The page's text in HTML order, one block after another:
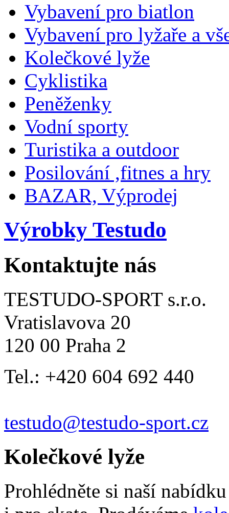
Vybavení pro biatlon
Vybavení pro lyžaře a
Kolečkové lyže
Cyklistika
Peněženky
Vodní sporty
Turistika a outdoor
Posilování ,fitnes a hry
BAZAR, Výprodej
Výrobky Testudo
Kontaktujte nás
TESTUDO-SPORT s.r.o.
Vratislavova 20
120 00 Praha 2
Tel.: +420 604 692 440
testudo@testudo-sport.cz
Kolečkové lyže
Prohlédněte si naší